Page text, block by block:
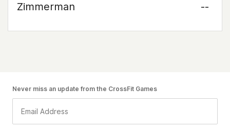
Zimmerman
--
Never miss an update from the CrossFit Games